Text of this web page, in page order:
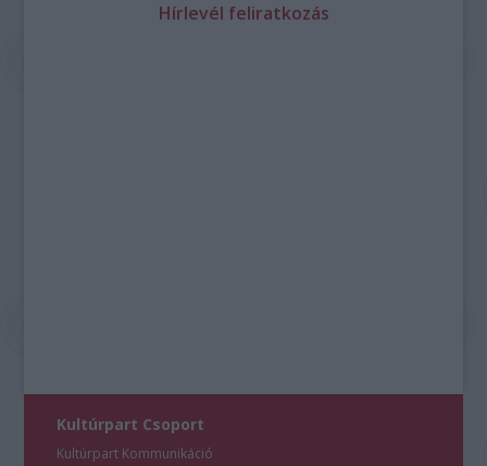
Hírlevél feliratkozás
Kultúrpart Csoport
Kultúrpart Kommunikáció